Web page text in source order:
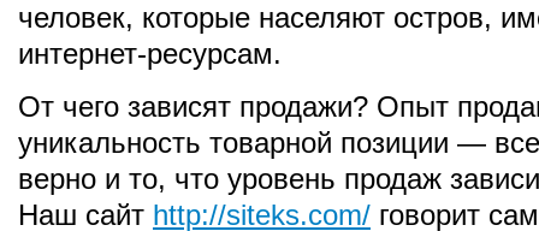
человек, которые населяют остров,
интернет-ресурсам.
От чего зависят продажи? Опыт
уникальность товарной позиции —
верно и то, что уровень продаж
Наш сайт http://siteks.com/ говорит